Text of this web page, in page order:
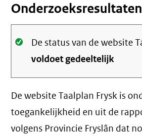
Onderzoeksresultaten
Oké.
De status van de website
voldoet gedeeltelijk
De website Taalplan Frysk is
toegankelijkheid en uit de
volgens Provincie Fryslân dat